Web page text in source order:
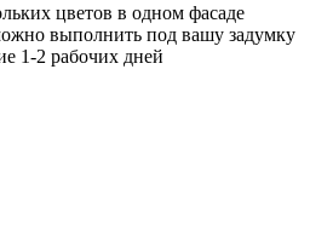
цветов в одном фасаде
выполнить под вашу задумку
1-2 рабочих дней